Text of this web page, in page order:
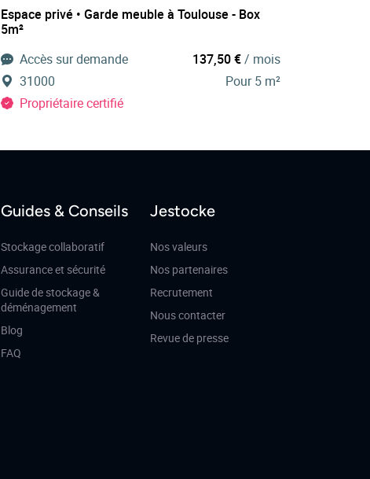
Espace privé • Garde meuble à Toulouse - Box
5m²
Accès sur demande
31000
Propriétaire certifié
137,50 €/ mois
Pour 5 m²
Guides & Conseils
Stockage collaboratif
Assurance et sécurité
Guide de stockage &
déménagement
Blog
FAQ
Jestocke
Nos valeurs
Nos partenaires
Recrutement
Nous contacter
Revue de presse